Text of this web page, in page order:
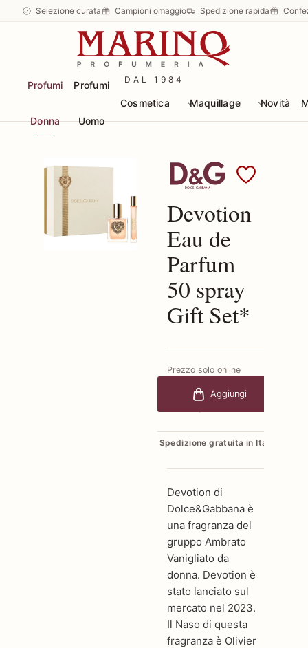
Selezione curata Campioni omaggio Spedizione rapida
DAL 1984
Profumi
Donna
Profumi
Uomo
Cosmetica Maquillage Novità
Scopri i prodotti Dolce
Devotion
Eau de
Parfum
50 spray
Gift Set*
Prezzo solo online
€86,10Aggiungi
Spedizione gratuita in Italia
Devotion di
Dolce&Gabbana è
una fragranza del
gruppo Ambrato
Vanigliato da
donna. Devotion è
stato lanciato sul
mercato nel 2023.
Il Naso di questa
fragranza è Olivier